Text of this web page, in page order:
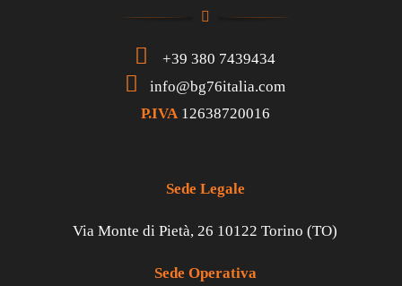
+39 380 7439434
info@bg76italia.com
P.IVA 12638720016
Sede Legale
Via Monte di Pietà, 26 10122 Torino (TO)
Sede Operativa